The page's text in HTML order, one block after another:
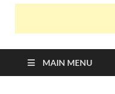
MAIN MENU